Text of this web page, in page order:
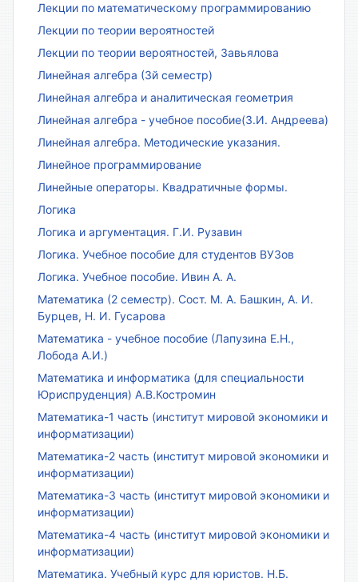
Лекции по математическому программированию
Лекции по теории вероятностей
Лекции по теории вероятностей, Завьялова
Линейная алгебра (3й семестр)
Линейная алгебра и аналитическая геометрия
Линейная алгебра - учебное пособие(З.И. Андреева)
Линейная алгебра. Методические указания.
Линейное программирование
Линейные операторы. Квадратичные формы.
Логика
Логика и аргументация. Г.И. Рузавин
Логика. Учебное пособие для студентов ВУЗов
Логика. Учебное пособие. Ивин А. А.
Математика (2 семестр). Сост. М. А. Башкин, А. И.
Бурцев, Н. И. Гусарова
Математика - учебное пособие (Лапузина Е.Н.,
Лобода А.И.)
Математика и информатика (для специальности
Юриспруденция) А.В.Костромин
Математика-1 часть (институт мировой экономики и
информатизации)
Математика-2 часть (институт мировой экономики и
информатизации)
Математика-3 часть (институт мировой экономики и
информатизации)
Математика-4 часть (институт мировой экономики и
информатизации)
Математика. Учебный курс для юристов. Н.Б.